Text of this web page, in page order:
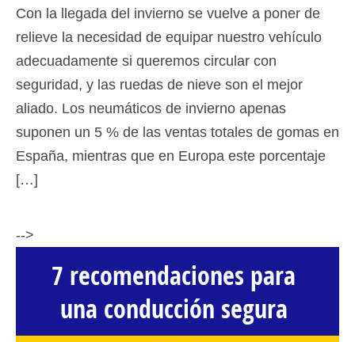
Con la llegada del invierno se vuelve a poner de
relieve la necesidad de equipar nuestro vehículo
adecuadamente si queremos circular con
seguridad, y las ruedas de nieve son el mejor
aliado. Los neumáticos de invierno apenas
suponen un 5 % de las ventas totales de gomas en
España, mientras que en Europa este porcentaje
[…]
-->
7 recomendaciones para
una conducción segura